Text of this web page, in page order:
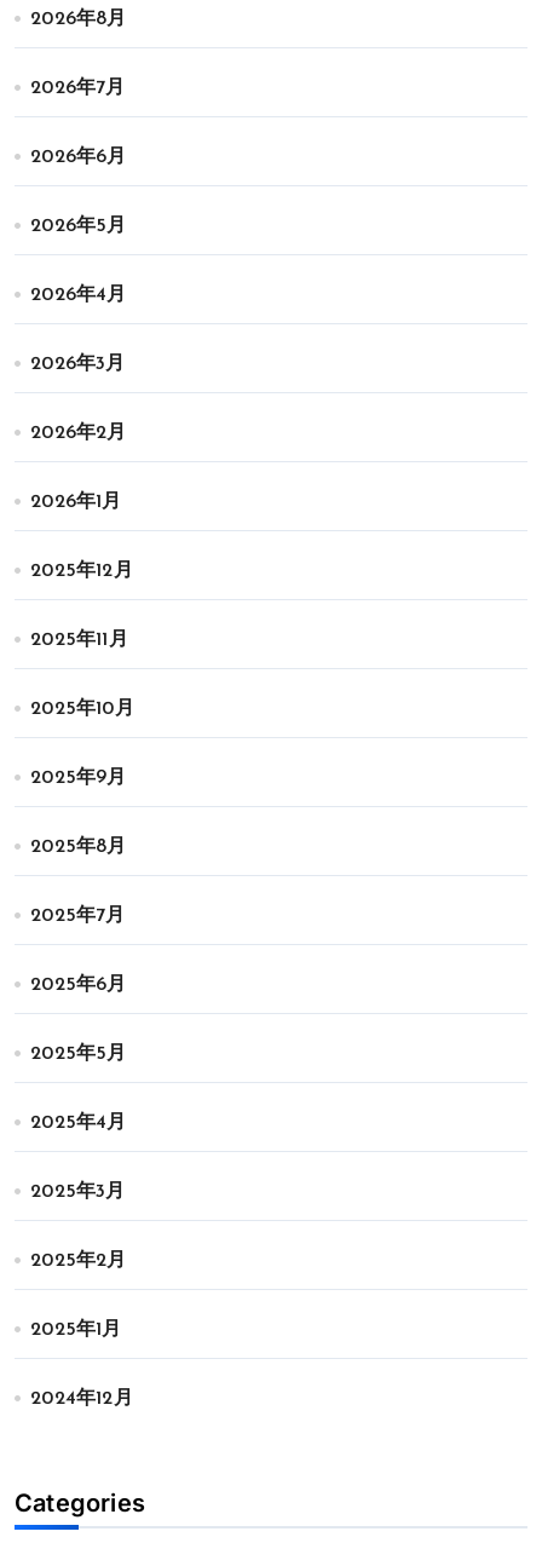
2026年8月
2026年7月
2026年6月
2026年5月
2026年4月
2026年3月
2026年2月
2026年1月
2025年12月
2025年11月
2025年10月
2025年9月
2025年8月
2025年7月
2025年6月
2025年5月
2025年4月
2025年3月
2025年2月
2025年1月
2024年12月
Categories